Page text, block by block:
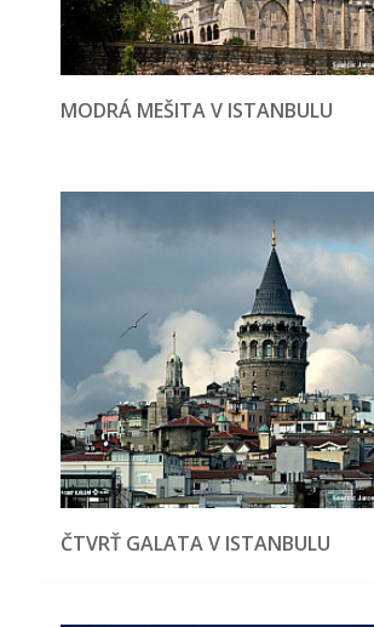
MODRÁ MEŠITA V ISTANBULU
ČTVRŤ GALATA V ISTANBULU